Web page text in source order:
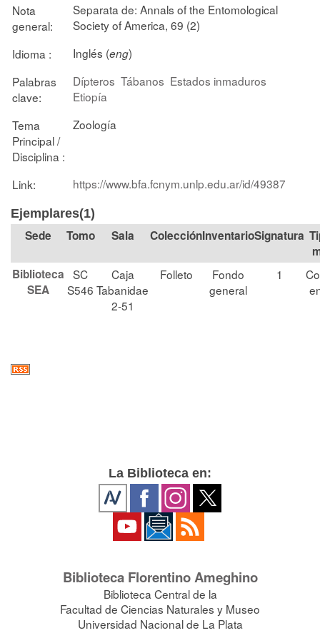
Nota
general:
Separata de: Annals of the Entomological
Society of America, 69 (2)
Idioma :
Inglés (eng)
Palabras
clave:
Dípteros Tábanos Estados inmaduros
Etiopía
Tema
Principal /
Disciplina :
Zoología
Link: https://www.bfa.fcnym.unlp.edu.ar/id/49387
Ejemplares(1)
Tomo Sala Colección Signatura
Biblioteca
SEA
SC
S546
Caja
Tabanidae
2-51
Folleto
Fondo
general
1
La Biblioteca en:
Biblioteca Florentino Ameghino
Biblioteca Central de la
Facultad de Ciencias Naturales y Museo
Universidad Nacional de La Plata